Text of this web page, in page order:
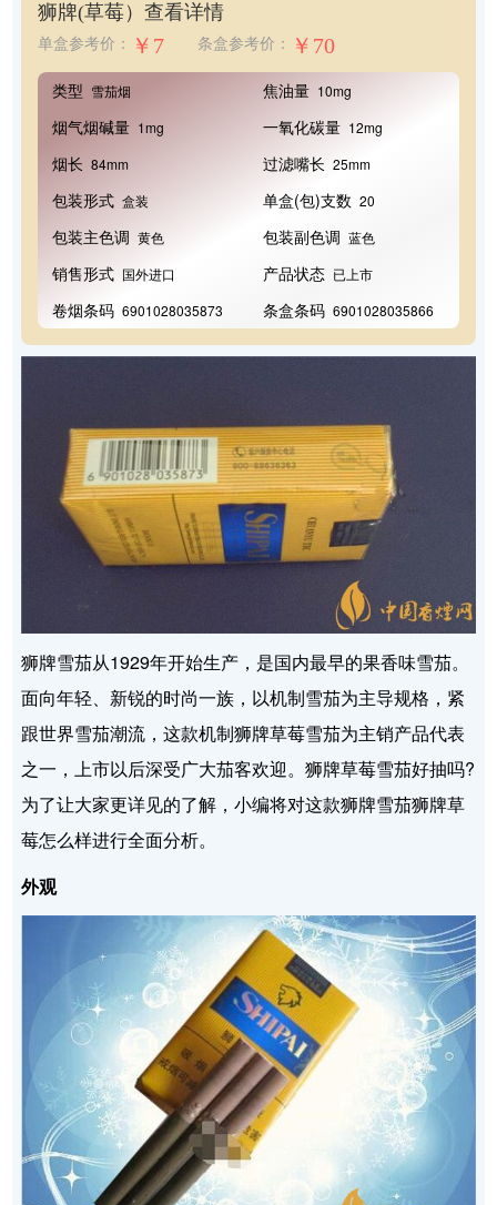
狮牌(草莓）查看详情
单盒参考价： ￥7 条盒参考价： ￥70
类型 雪茄烟 焦油量 10mg
烟气烟碱量 1mg 一氧化碳量 12mg
烟长 84mm 过滤嘴长 25mm
包装形式 盒装 单盒(包)支数 20
包装主色调 黄色 包装副色调 蓝色
销售形式 国外进口 产品状态 已上市
卷烟条码 6901028035873 条盒条码 6901028035866
狮牌雪茄从1929年开始生产，是国内最早的果香味雪茄。
面向年轻、新锐的时尚一族，以机制雪茄为主导规格，紧
跟世界雪茄潮流，这款机制狮牌草莓雪茄为主销产品代表
之一，上市以后深受广大茄客欢迎。狮牌草莓雪茄好抽吗?
为了让大家更详见的了解，小编将对这款狮牌雪茄狮牌草
莓怎么样进行全面分析。
外观